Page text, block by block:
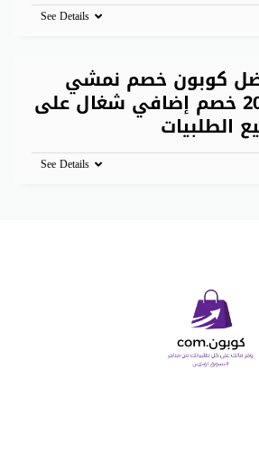
See Details
كوبون خصم نمشي
2026 خصم إضافي شغال على
الطلبيات
See Details